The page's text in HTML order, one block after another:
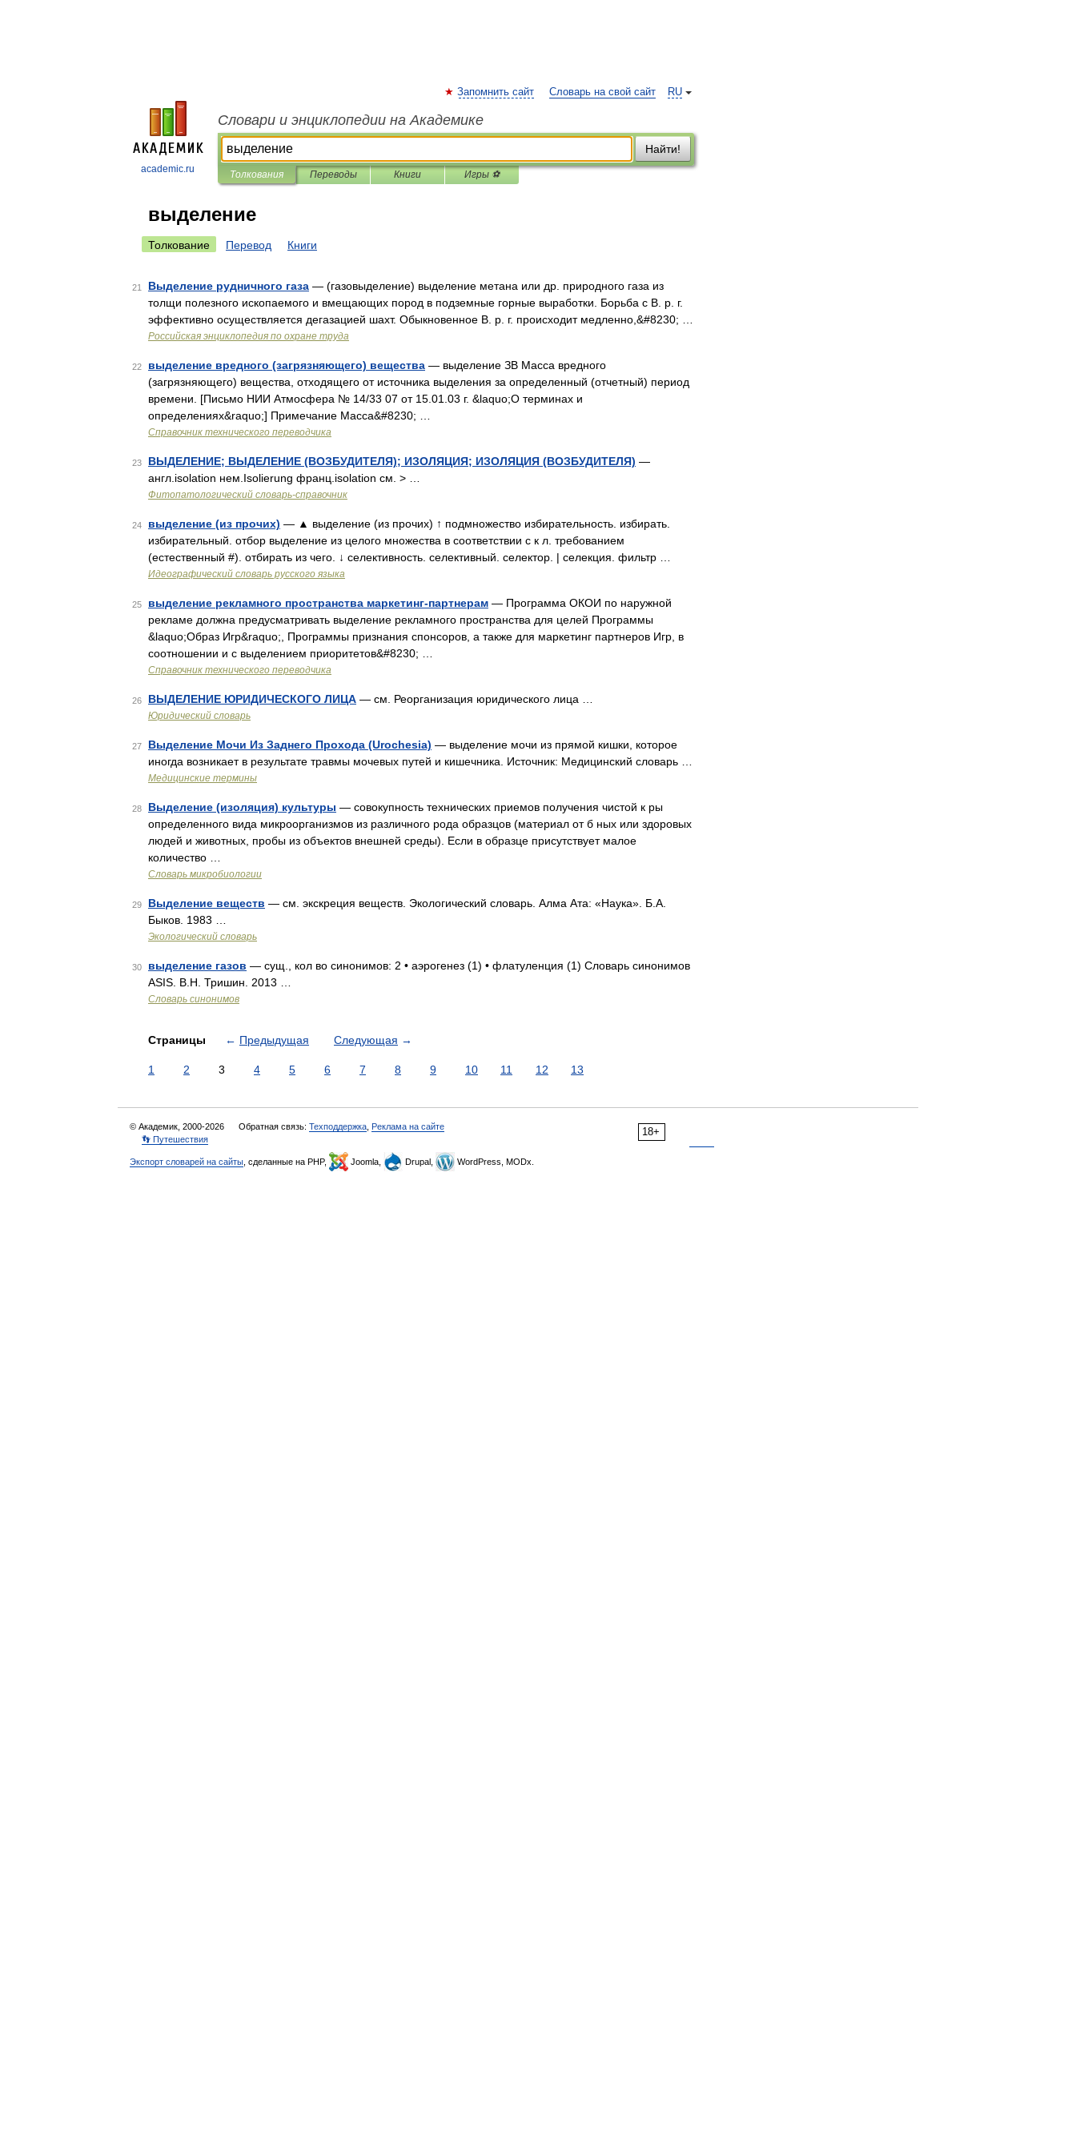
academic.ru
RU
Запомнить сайт Словарь на свой сайт
Словари и энциклопедии на Академике
Найти!
Толкования Переводы Книги Игры ⚽
выделение
Толкование Перевод Книги
21 Выделение рудничного газа — (газовыделение) выделение метана или др. природного газа из
толщи полезного ископаемого и вмещающих пород в подземные горные выработки. Борьба с В. р. г.
эффективно осуществляется дегазацией шахт. Обыкновенное В. р. г. происходит медленно,&#8230; …
Российская энциклопедия по охране труда
22 выделение вредного (загрязняющего) вещества — выделение ЗВ Масса вредного
(загрязняющего) вещества, отходящего от источника выделения за определенный (отчетный) период
времени. [Письмо НИИ Атмосфера № 14/33 07 от 15.01.03 г. &laquo;О терминах и
определениях&raquo;] Примечание Масса&#8230; …
Справочник технического переводчика
23 ВЫДЕЛЕНИЕ; ВЫДЕЛЕНИЕ (ВОЗБУДИТЕЛЯ); ИЗОЛЯЦИЯ; ИЗОЛЯЦИЯ (ВОЗБУДИТЕЛЯ) —
англ.isolation нем.Isolierung франц.isolation см. > …
Фитопатологический словарь-справочник
24 выделение (из прочих) — ▲ выделение (из прочих) ↑ подмножество избирательность. избирать.
избирательный. отбор выделение из целого множества в соответствии с к л. требованием
(естественный #). отбирать из чего. ↓ селективность. селективный. селектор. | селекция. фильтр …
Идеографический словарь русского языка
25 выделение рекламного пространства маркетинг-партнерам — Программа ОКОИ по наружной
рекламе должна предусматривать выделение рекламного пространства для целей Программы
&laquo;Образ Игр&raquo;, Программы признания спонсоров, а также для маркетинг партнеров Игр, в
соотношении и с выделением приоритетов&#8230; …
Справочник технического переводчика
26 ВЫДЕЛЕНИЕ ЮРИДИЧЕСКОГО ЛИЦА — см. Реорганизация юридического лица …
Юридический словарь
27 Выделение Мочи Из Заднего Прохода (Urochesia) — выделение мочи из прямой кишки, которое
иногда возникает в результате травмы мочевых путей и кишечника. Источник: Медицинский словарь …
Медицинские термины
28 Выделение (изоляция) культуры — совокупность технических приемов получения чистой к ры
определенного вида микроорганизмов из различного рода образцов (материал от б ных или здоровых
людей и животных, пробы из объектов внешней среды). Если в образце присутствует малое
количество …
Словарь микробиологии
29 Выделение веществ — см. экскреция веществ. Экологический словарь. Алма Ата: «Наука». Б.А.
Быков. 1983 …
Экологический словарь
30 выделение газов — сущ., кол во синонимов: 2 • аэрогенез (1) • флатуленция (1) Словарь синонимов
ASIS. В.Н. Тришин. 2013 …
Словарь синонимов
Страницы ← Предыдущая Следующая →
1 2 3 4 5 6 7 8 9 10 11 12 13
18+
© Академик, 2000-2026 Обратная связь: Техподдержка Реклама на сайте
👣 Путешествия
Экспорт словарей на сайты , сделанные на PHP, Joomla, Drupal, WordPress, MODx.